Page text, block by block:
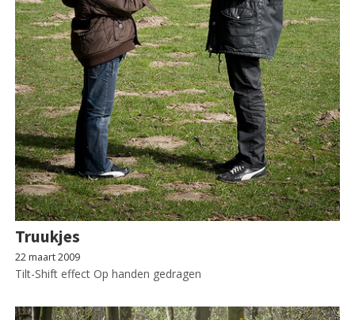
Truukjes
22 maart 2009
Tilt-Shift effect Op handen gedragen